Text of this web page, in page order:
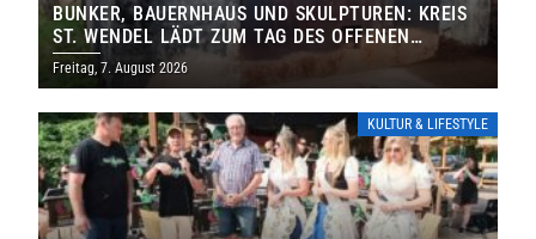
BUNKER, BAUERNHAUS UND SKULPTUREN: KREIS
ST. WENDEL LÄDT ZUM TAG DES OFFENEN
DENKMALS EIN
Freitag, 7. August 2026
KULTUR & LIFESTYLE